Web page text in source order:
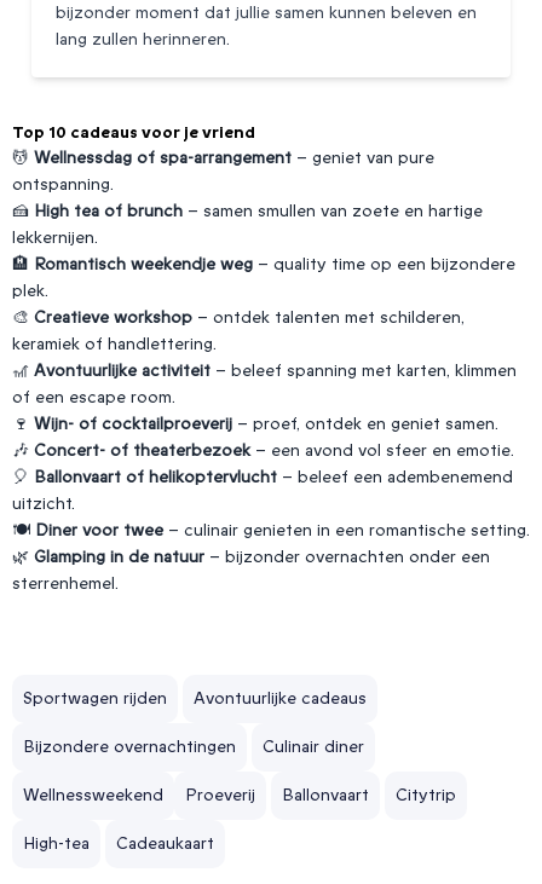
bijzonder moment dat jullie samen kunnen beleven en
lang zullen herinneren.
Top 10 cadeaus voor je vriend
💆 Wellnessdag of spa-arrangement – geniet van pure
ontspanning.
🍰 High tea of brunch – samen smullen van zoete en hartige
lekkernijen.
🏨 Romantisch weekendje weg – quality time op een bijzondere
plek.
🎨 Creatieve workshop – ontdek talenten met schilderen,
keramiek of handlettering.
🎢 Avontuurlijke activiteit – beleef spanning met karten, klimmen
of een escape room.
🍷 Wijn- of cocktailproeverij – proef, ontdek en geniet samen.
🎶 Concert- of theaterbezoek– een avond vol sfeer en emotie.
🎈 Ballonvaart of helikoptervlucht – beleef een adembenemend
uitzicht.
🍽️ Diner voor twee– culinair genieten in een romantische setting.
🌿 Glamping in de natuur – bijzonder overnachten onder een
sterrenhemel.
Sportwagen rijden Avontuurlijke cadeaus
Bijzondere overnachtingen Culinair diner
Wellnessweekend Proeverij Ballonvaart Citytrip
High-tea Cadeaukaart